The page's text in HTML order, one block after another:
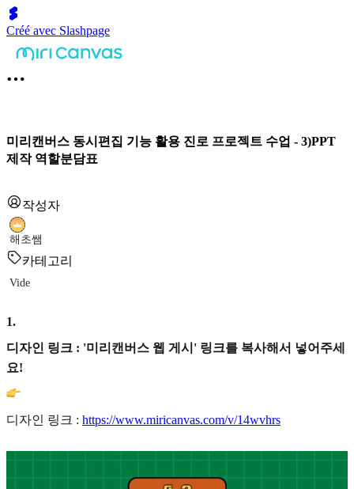
Créé avec Slashpage
미리캔버스 동시편집 기능 활용 진로 프로젝트 수업 - 3)PPT
제작 역할분담표
작성자
해초쌤
카테고리
Vide
1.
디자인 링크 : '미리캔버스 웹 게시' 링크를 복사해서 넣어주세
요!
디자인 링크 : https://www.miricanvas.com/v/14wvhrs